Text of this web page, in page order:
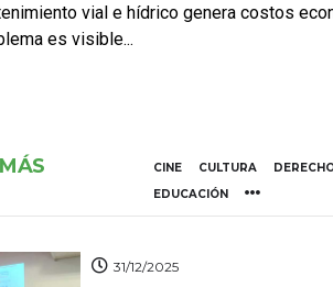
vial e hídrico genera costos
es visible...
CINE CULTURA
EDUCACIÓN
31/12/2025